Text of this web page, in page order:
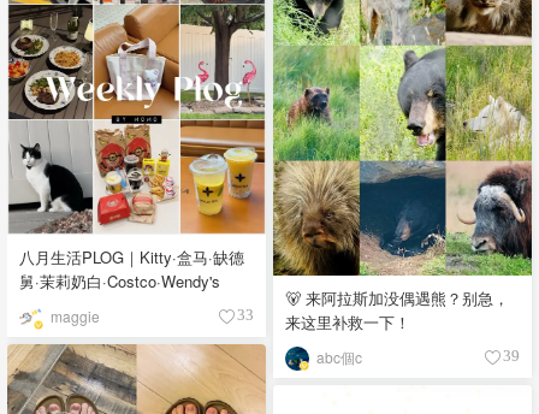
八月生活PLOG｜Kitty·盒马·缺德
舅·茉莉奶白·Costco·Wendy's
maggie 33
🐻 来阿拉斯加没偶遇熊？别急，
来这里补救一下！
abc個c 39